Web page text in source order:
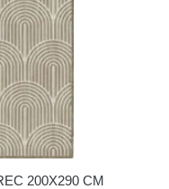
200X290 CM